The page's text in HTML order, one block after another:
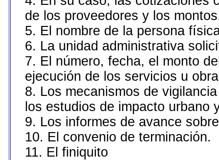
de los proveedores y los
5. El nombre de la persona
6. La unidad administrativa
7. El número, fecha, el monto
ejecución de los servicios u
8. Los mecanismos de
los estudios de impacto urbano
9. Los informes de avance
10. El convenio de terminación.
11. El finiquito